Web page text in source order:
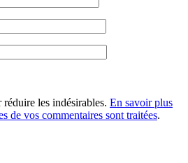
les indésirables. En savoir plus
de vos commentaires sont traitées.